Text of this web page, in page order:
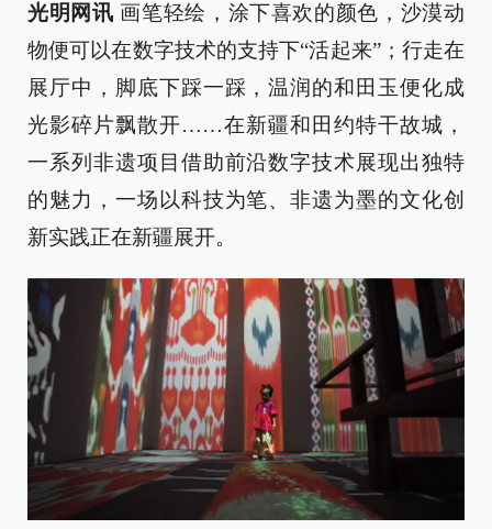
光明网讯 画笔轻绘，涂下喜欢的颜色，沙漠动
物便可以在数字技术的支持下“活起来”；行走在
展厅中，脚底下踩一踩，温润的和田玉便化成
光影碎片飘散开……在新疆和田约特干故城，
一系列非遗项目借助前沿数字技术展现出独特
的魅力，一场以科技为笔、非遗为墨的文化创
新实践正在新疆展开。